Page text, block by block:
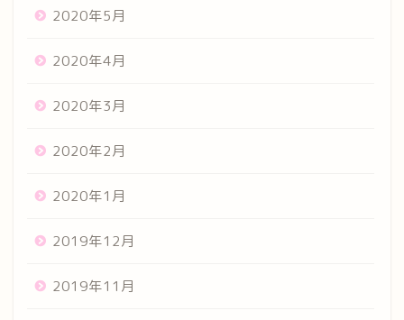
2020年5月
2020年4月
2020年3月
2020年2月
2020年1月
2019年12月
2019年11月